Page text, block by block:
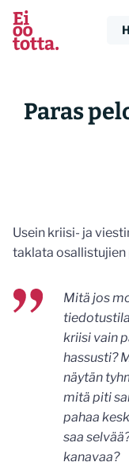
Siirry
sisältöön
Paras
Usein kriisi- ja
taklata osallistujien
Mitä jos
kriisi vain
hassusti?
näytän
mitä piti
pahaa
saa
kanavaa?